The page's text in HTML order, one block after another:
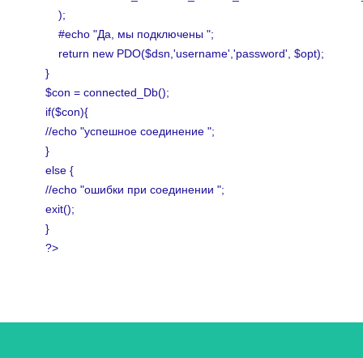
);
#echo "Да, мы подключены ";
return new PDO($dsn,'username','password', $opt);
}
$con = connected_Db();
if($con){
//echo "успешное соединение ";
}
else {
//echo "ошибки при соединении ";
exit();
}
?>